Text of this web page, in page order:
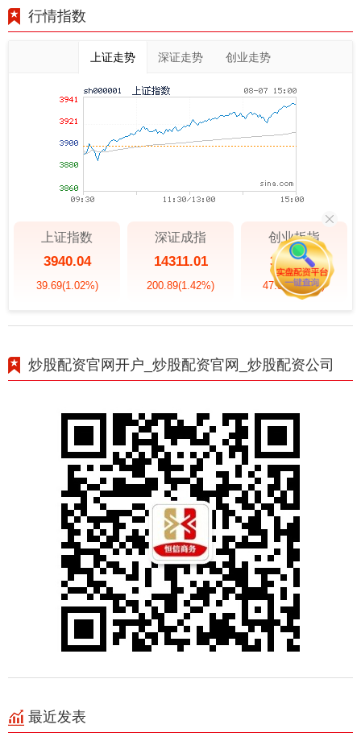
行情指数
上证走势 深证走势 创业走势
上证指数
3940.04
39.69(1.02%)
深证成指
14311.01
200.89(1.42%)
创业板指
3563.12
47.56(1.35%)
炒股配资官网开户_炒股配资官网_炒股配资公司
最近发表